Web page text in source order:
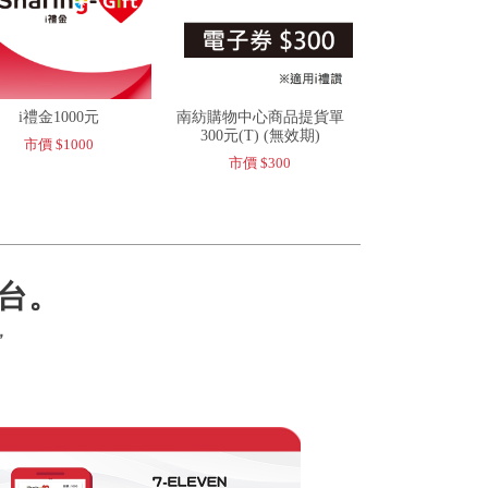
i禮金1000元
市價 $1000
南紡購物中心商品提貨單
300元(T) (無效期)
市價 $300
。